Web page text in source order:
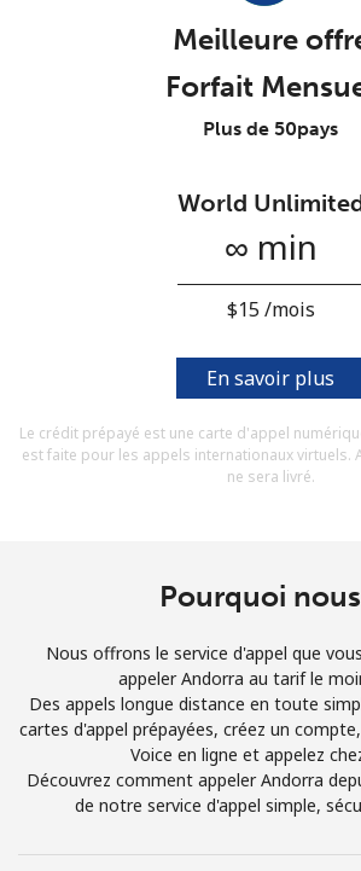
S'inscrire
Bonjour!
Identifiez-vous ouINSCRIVEZ-
Continue avec
Meilleure
Forfait
Plus de 50pays
World
∞ min
⁦$15⁩ /mois
En savoir plus
Le crédit prépayé est une carte d'appel
est faite pour les appels internationaux virtuels.
ne sera livré.
Pourquoi
Nous offrons le service d'appel que
appeler Andorra au tarif le
Des appels longue distance en toute
cartes d'appel prépayées, créez un
Voice en ligne et appelez
Découvrez comment appeler Andorra
de notre service d'appel simple,